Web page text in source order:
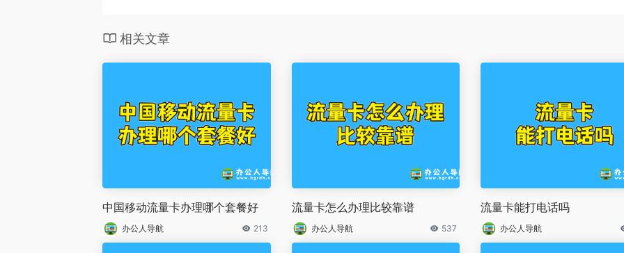
相关文章
中国移动流量卡办理哪个套餐好
办公人导航 213
流量卡怎么办理比较靠谱
办公人导航 537
流量卡能打电话吗
办公人导航